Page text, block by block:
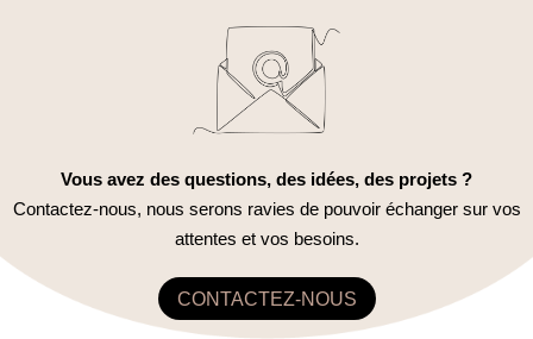
Vous avez des questions, des idées, des projets ?
Contactez-nous, nous serons ravies de pouvoir échanger sur vos
attentes et vos besoins.
CONTACTEZ-NOUS